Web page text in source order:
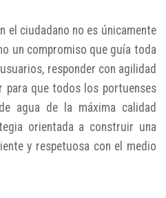
el ciudadano no es únicamente
un compromiso que guía toda
responder con agilidad
para que todos los portuenses
agua de la máxima calidad
orientada a construir una
y respetuosa con el medio